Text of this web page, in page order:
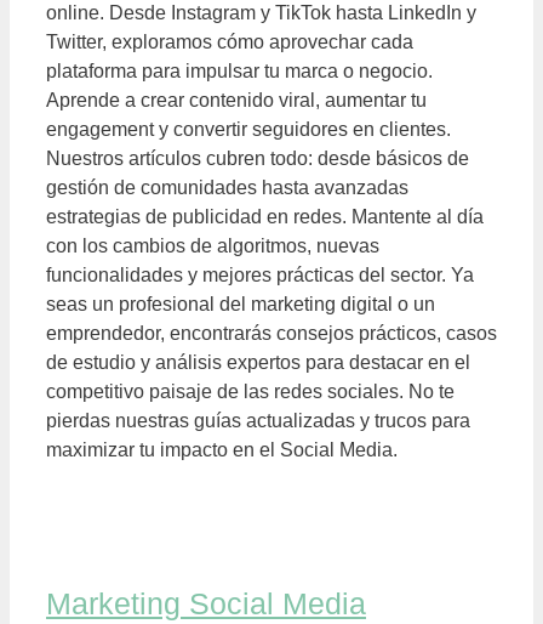
online. Desde Instagram y TikTok hasta LinkedIn y
Twitter, exploramos cómo aprovechar cada
plataforma para impulsar tu marca o negocio.
Aprende a crear contenido viral, aumentar tu
engagement y convertir seguidores en clientes.
Nuestros artículos cubren todo: desde básicos de
gestión de comunidades hasta avanzadas
estrategias de publicidad en redes. Mantente al día
con los cambios de algoritmos, nuevas
funcionalidades y mejores prácticas del sector. Ya
seas un profesional del marketing digital o un
emprendedor, encontrarás consejos prácticos, casos
de estudio y análisis expertos para destacar en el
competitivo paisaje de las redes sociales. No te
pierdas nuestras guías actualizadas y trucos para
maximizar tu impacto en el Social Media.
Marketing Social Media